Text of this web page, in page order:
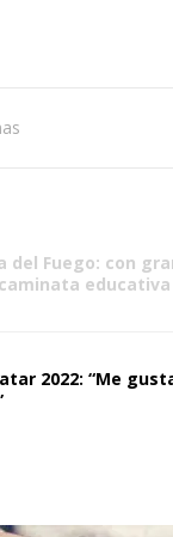
del Fuego: con
2022: “Me